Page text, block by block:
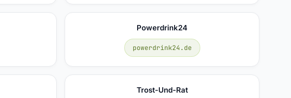
Powerdrink24
powerdrink24.de
Trost-Und-Rat